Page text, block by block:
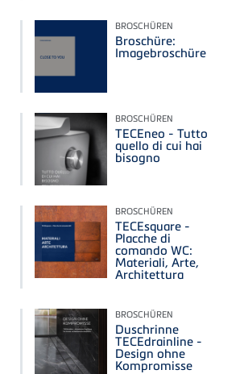
BROSCHÜREN
Broschüre:
Imagebroschüre
BROSCHÜREN
TECEneo - Tutto
quello di cui hai
bisogno
BROSCHÜREN
TECEsquare -
Placche di
comando WC:
Materiali, Arte,
Architettura
BROSCHÜREN
Duschrinne
TECEdrainline -
Design ohne
Kompromisse